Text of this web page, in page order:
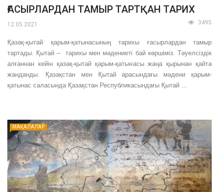
ҒАСЫРЛАРДАН ТАМЫР ТАРТҚАН ТАРИХ
12.05.2021 3495
Қазақ-қытай қарым-қатынасының тарихы ғасырлардан тамыр
тартады. Қытай – тарихы мен мәдениеті бай көршіміз. Тәуелсіздік
алғаннан кейін қазақ-қытай қарым-қатынасы жаңа қырынан қайта
жанданды. Қазақстан мен Қытай арасындағы мәдени қарым-
қатынас ­саласында Қазақстан Республикасындағы Қытай ...
МАҚАЛАЛАР